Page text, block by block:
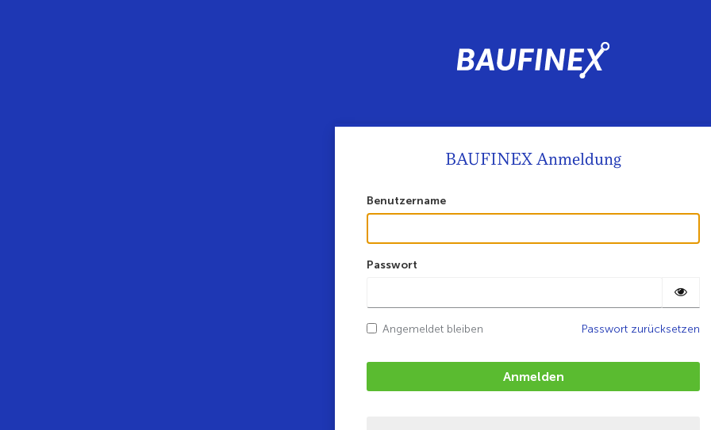
BAUFINEX Anmeldung
Benutzername
Passwort
Angemeldet bleiben Passwort zurücksetzen